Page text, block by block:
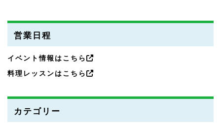
営業日程
イベント情報はこちら
料理レッスンはこちら
カテゴリー